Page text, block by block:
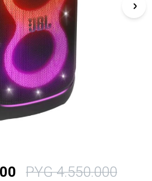
PYG 4.550.000